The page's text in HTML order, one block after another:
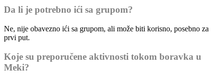
Da li je potrebno ići sa grupom?
Ne, nije obavezno ići sa grupom, ali može biti korisno, posebno za
prvi put.
Koje su preporučene aktivnosti tokom boravka u
Meki?